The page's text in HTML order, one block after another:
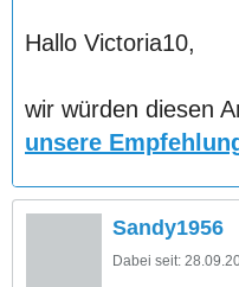
Hallo Victoria10,
wir würden diesen
unsere
Sandy1956
Dabei seit: